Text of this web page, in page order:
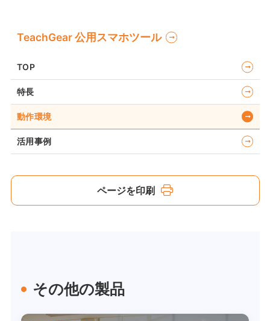
TeachGear 公用スマホツール
TOP
特長
動作環境
活用事例
ページを印刷
その他の製品